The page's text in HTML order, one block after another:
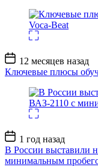
Дата
записи
12 месяцев назад
Ключевые плюсы
Дата
записи
1 год назад
В России выставили
минимальным